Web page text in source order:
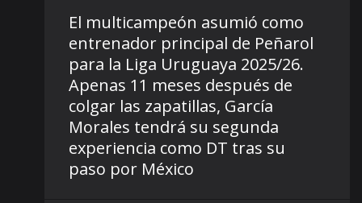
El multicampeón asumió como
entrenador principal de Peñarol
para la Liga Uruguaya 2025/26.
Apenas 11 meses después de
colgar las zapatillas, García
Morales tendrá su segunda
experiencia como DT tras su
paso por México